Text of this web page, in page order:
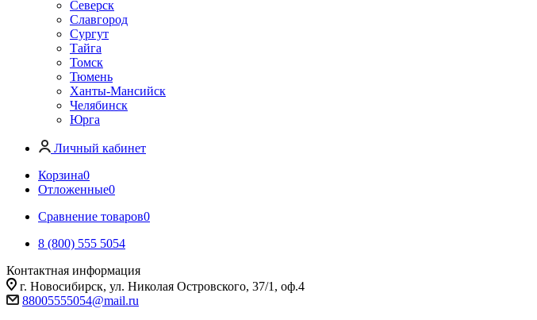
Северск
Славгород
Сургут
Тайга
Томск
Тюмень
Ханты-Мансийск
Челябинск
Юрга
Личный кабинет
Корзина0
Отложенные0
Сравнение товаров0
8 (800) 555 5054
Контактная информация
г. Новосибирск, ул. Николая Островского, 37/1, оф.4
88005555054@mail.ru